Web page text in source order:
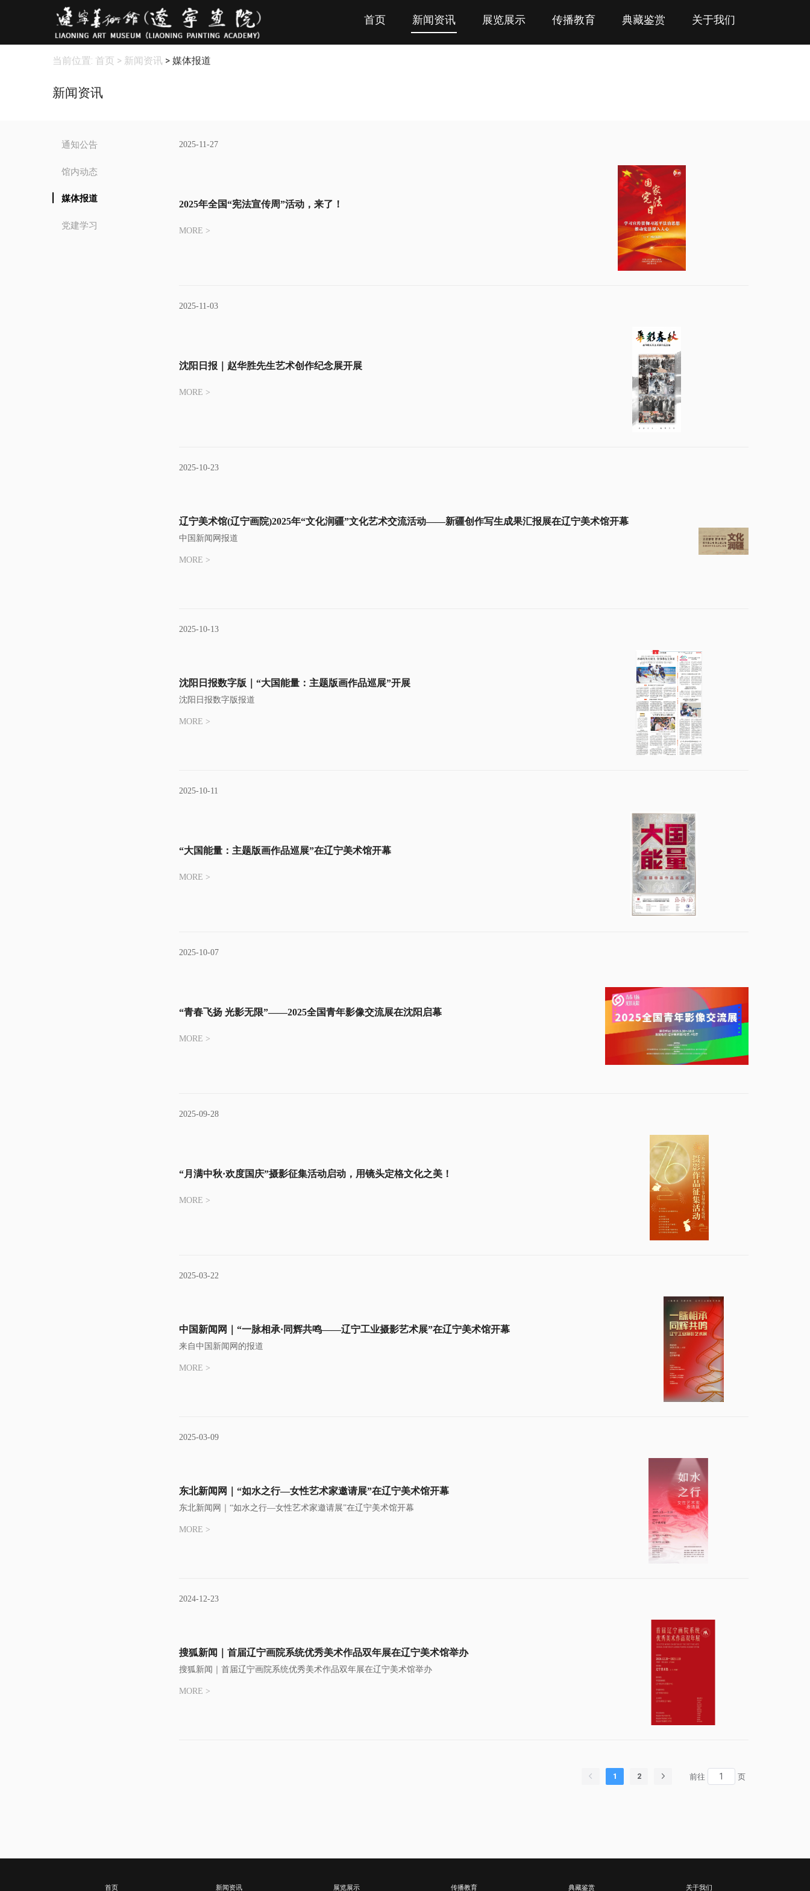
首页 新闻资讯 展览展示 传播教育 典藏鉴赏 关于我们
当前位置: 首页 > 新闻资讯 > 媒体报道
新闻资讯
通知公告
馆内动态
媒体报道
党建学习
2025-11-27
2025年全国“宪法宣传周”活动，来了！
MORE >
2025-11-03
沈阳日报｜赵华胜先生艺术创作纪念展开展
MORE >
2025-10-23
辽宁美术馆(辽宁画院)2025年“文化润疆”文化艺术交流活动——新疆创作写生成果汇报展在辽宁美术馆开幕
中国新闻网报道
MORE >
2025-10-13
沈阳日报数字版｜“大国能量：主题版画作品巡展”开展
沈阳日报数字版报道
MORE >
2025-10-11
“大国能量：主题版画作品巡展”在辽宁美术馆开幕
MORE >
2025-10-07
“青春飞扬 光影无限”——2025全国青年影像交流展在沈阳启幕
MORE >
2025-09-28
“月满中秋·欢度国庆”摄影征集活动启动，用镜头定格文化之美！
MORE >
2025-03-22
中国新闻网｜“一脉相承·同辉共鸣——辽宁工业摄影艺术展”在辽宁美术馆开幕
来自中国新闻网的报道
MORE >
2025-03-09
东北新闻网｜“如水之行—女性艺术家邀请展”在辽宁美术馆开幕
东北新闻网｜“如水之行—女性艺术家邀请展”在辽宁美术馆开幕
MORE >
2024-12-23
搜狐新闻｜首届辽宁画院系统优秀美术作品双年展在辽宁美术馆举办
搜狐新闻｜首届辽宁画院系统优秀美术作品双年展在辽宁美术馆举办
MORE >
1 2 前往 页
首页 新闻资讯 展览展示 传播教育 典藏鉴赏 关于我们